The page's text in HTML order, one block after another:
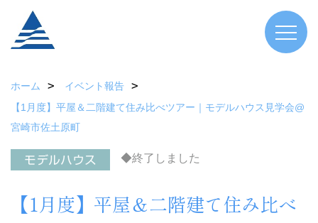
ホーム
イベント報告
【1月度】平屋＆二階建て住み比べツアー｜モデルハウス見学会@
宮崎市佐土原町
◆終了しました
【1月度】平屋＆二階建て住み比べ